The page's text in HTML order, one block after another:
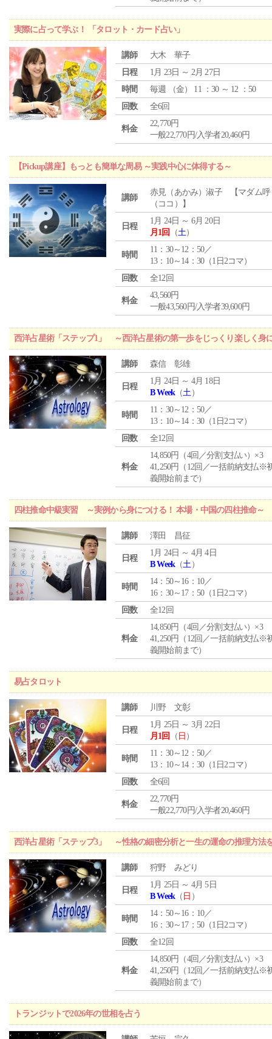
実際に占って学ぶ！ 「タロット・カード占い」
講師
大木 華子
日程
1月 23日 ～ 2月 27日
時間
毎週 （金） 11 ：30 ～ 12 ：50
回数
全6回
料金
22,770円
一般22,770円/入学者20,460円
【Pickup講座】もっとも簡単な周易 ～実践中心に体得する～
講師
赤見（あかみ）淑子 【マダム呼
（ココ）】
日程
1月 24日 ～ 6月 20日
月1回
（土）
時間
11：30～12：50／
13：10～14：30（1日2コマ）
回数
全12回
料金
43,560円
一般43,560円/入学者39,600円
西洋占星術「ステップ1」 ～西洋占星術の第一歩をじっくり楽しく身
講師 森信 彰雄
日程
1月 24日 ～ 4月 18日
B Week（土）
時間
11：30～12：50／
13：10～14：30（1日2コマ）
回数
全12回
料金
14,850円（4回／分割支払い）×3
41,250円（12回／一括前納支払※
義開始前まで）
四柱推命中級実習 ～実例から身につける！ 本場・中国の四柱推命～
講師 澤田 昌征
日程
1月 24日 ～ 4月 4日
B Week（土）
時間
14：50～16：10／
16：30～17：50（1日2コマ）
回数
全12回
料金
14,850円（4回／分割支払い）×3
41,250円（12回／一括前納支払※
義開始前まで）
易占タロット
講師 川野 文彰
日程
1月 25日 ～ 3月 22日
月1回
（ 日 ）
時間
11：30～12：50／
13：10～14：30（1日2コマ）
回数
全6回
料金
22,770円
一般22,770円/入学者20,460円
西洋占星術「ステップ3」 ～性格の細密分析と一生の運命の推理方法
講師 狩野 みどり
日程
1月 25日 ～ 4月 5日
B Week（ 日 ）
時間
14：50～16：10／
16：30～17：50（1日2コマ）
回数
全12回
料金
14,850円（4回／分割支払い）×3
41,250円（12回／一括前納支払※
義開始前まで）
トランジットで2026年の世相を占う